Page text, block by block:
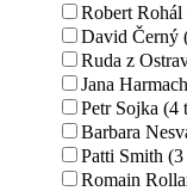
Robert
David Černý
Ruda z
Jana
Petr Sojka (4
Barbara
Patti Smith
Romain